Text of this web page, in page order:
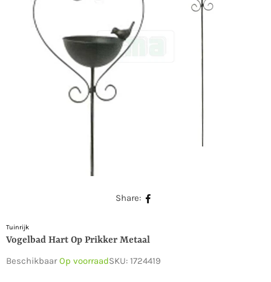
Share:
Tuinrijk
Vogelbad Hart Op Prikker Metaal
BeschikbaarOp voorraadSKU: 1724419